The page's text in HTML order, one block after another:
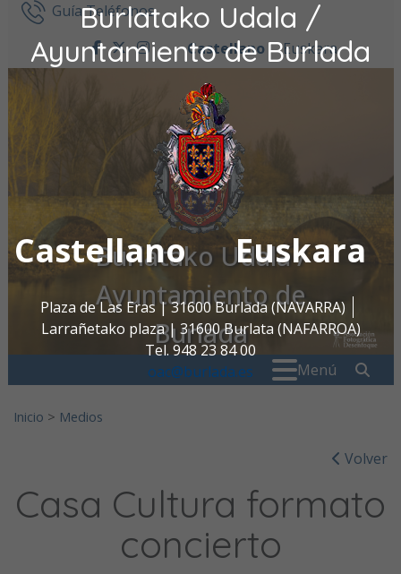
Burlatako Udala /
Ayuntamiento de Burlada
Castellano Euskara
Plaza de Las Eras | 31600 Burlada (NAVARRA)
Larrañetako plaza | 31600 Burlata (NAFARROA)
Tel. 948 23 84 00
oac@burlada.es
Ir al contenidoGuía Teléfonos
facebook
twitter
instagram
Castellano Euskara
Burlatako Udala /
Ayuntamiento de
Burlada
Menú
Inicio > Medios
Volver
Casa Cultura formato
concierto